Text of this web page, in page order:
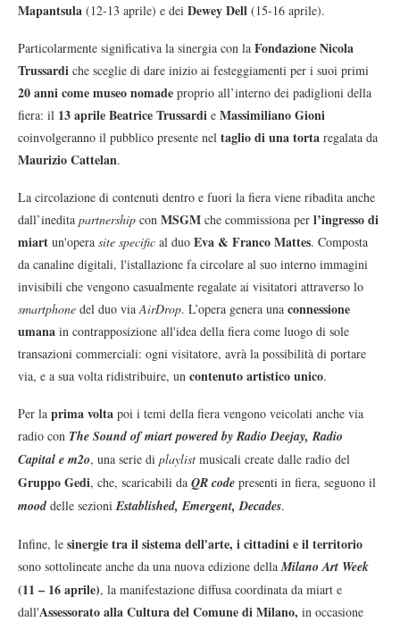
Mapantsula (12-13 aprile) e dei Dewey Dell (15-16 aprile).
Particolarmente significativa la sinergia con la Fondazione Nicola
Trussardi che sceglie di dare inizio ai festeggiamenti per i suoi primi
20 anni come museo nomade proprio all’interno dei padiglioni della
fiera: il 13 aprileBeatrice Trussardi e Massimiliano Gioni
coinvolgeranno il pubblico presente nel taglio di una torta regalata da
Maurizio Cattelan.
La circolazione di contenuti dentro e fuori la fiera viene ribadita anche
dall’inedita partnership con MSGM che commissiona per l’ingresso di
miart un'opera site specific al duo Eva & Franco Mattes. Composta
da canaline digitali, l'istallazione fa circolare al suo interno immagini
invisibili che vengono casualmente regalate ai visitatori attraverso lo
smartphone del duo viaAirDrop. L’opera genera una connessione
umana in contrapposizione all'idea della fiera come luogo di sole
transazioni commerciali: ogni visitatore, avrà la possibilità di portare
via, e a sua volta ridistribuire, un contenuto artistico unico.
Per la prima volta poi i temi della fiera vengono veicolati anche via
radio con The Sound of miart powered by Radio Deejay, Radio
Capital e m2o, una serie di playlist musicali create dalle radio del
Gruppo Gedi, che, scaricabili da QR code presenti in fiera, seguono il
mood delle sezioniEstablished, Emergent, Decades.
Infine, le sinergie tra il sistema dell'arte, i cittadini e il territorio
sono sottolineate anche da una nuova edizione dellaMilano Art Week
(11 – 16 aprile), la manifestazione diffusa coordinata da miart e
dall'Assessorato alla Cultura del Comune di Milano, in occasione